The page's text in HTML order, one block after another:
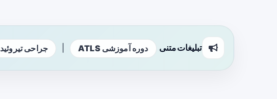
تبلیغات متنی دوره آموزشی ATLS جراحی تیروئید